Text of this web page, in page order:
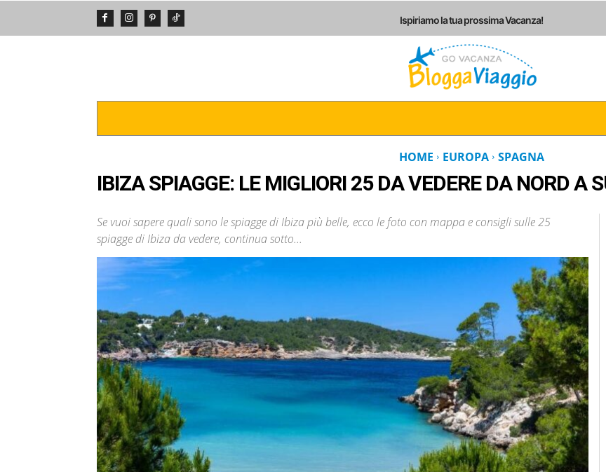
Ispiriamo la tua prossima Vacanza!
HOME EUROPA SPAGNA
IBIZA SPIAGGE: LE MIGLIORI 25 DA VEDERE DA NORD A
Se vuoi sapere quali sono le spiagge di Ibiza più belle, ecco le foto con mappa e consigli sulle 25
spiagge di Ibiza da vedere, continua sotto...